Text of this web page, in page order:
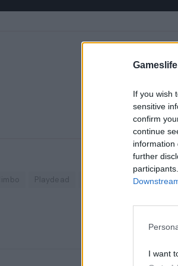
If you wish
sensitive
confirm
continue
information
further
I want
limbo Playdead